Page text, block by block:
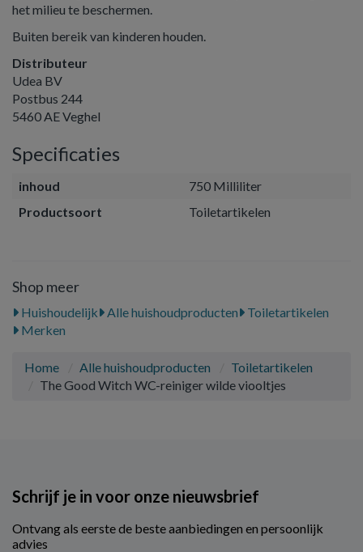
het milieu te beschermen.
Buiten bereik van kinderen houden.
Distributeur
Udea BV
Postbus 244
5460 AE Veghel
Specificaties
inhoud
750 Milliliter
Productsoort
Toiletartikelen
Shop meer
Huishoudelijk Alle huishoudproducten
Toiletartikelen
Merken
Home Alle huishoudproducten
Toiletartikelen
The Good Witch WC-reiniger wilde viooltjes
Schrijf je in voor onze nieuwsbrief
Ontvang als eerste de beste aanbiedingen en persoonlijk
advies